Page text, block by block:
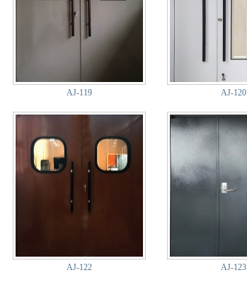
AJ-119 AJ-120
AJ-122 AJ-123